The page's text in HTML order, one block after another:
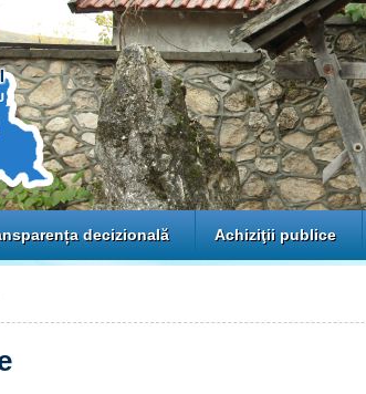
decizională Achiziţii publice